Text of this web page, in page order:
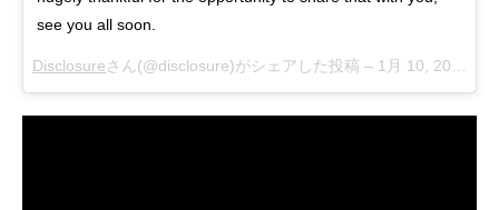
see you all soon.
Disclosureさん(@disclosure)がシェアした投稿 – 1月 10, 2018 at 11:06午前 PST